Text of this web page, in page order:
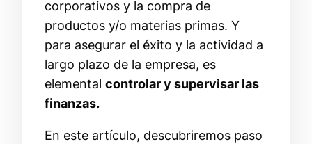
corporativos y la compra de
productos y/o materias primas. Y
para asegurar el éxito y la actividad a
largo plazo de la empresa, es
elemental controlar y supervisar las
finanzas.
En este artículo, descubriremos paso